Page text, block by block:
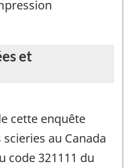
et
cette enquête
au Canada
code 321111 du